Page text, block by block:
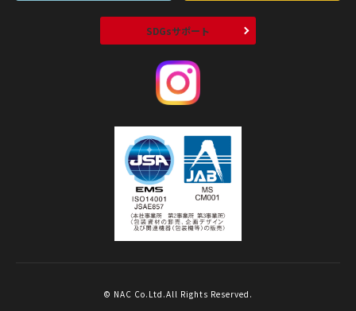
SDGsサポート
© NAC Co.Ltd.All Rights Reserved.